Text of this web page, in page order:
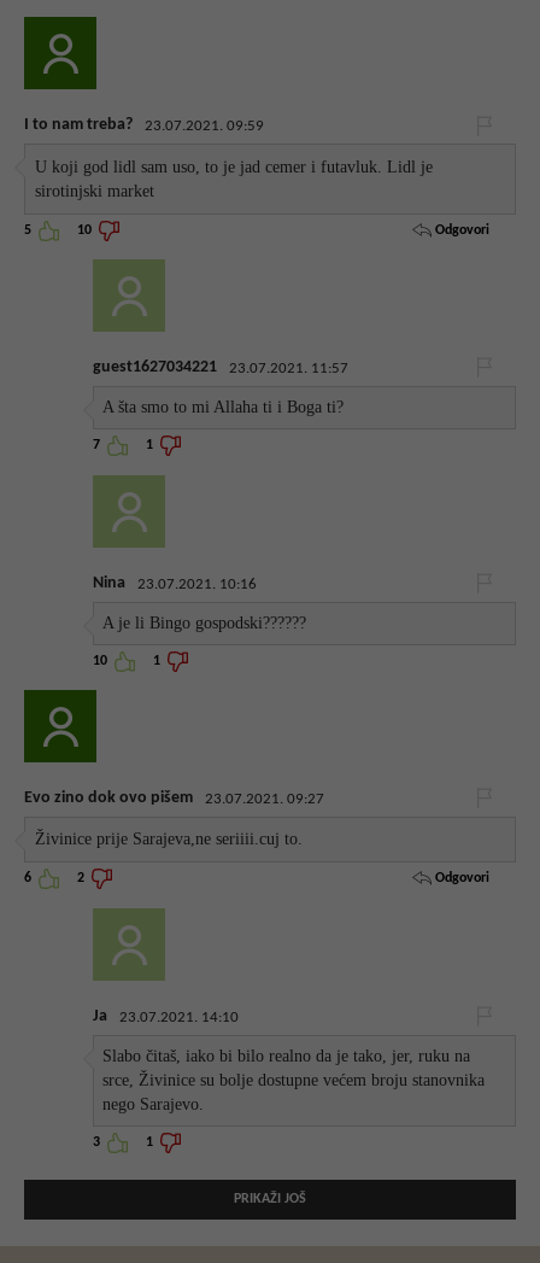
I to nam treba? 23.07.2021. 09:59
U koji god lidl sam uso, to je jad cemer i futavluk. Lidl je
sirotinjski market
5 10 Odgovori
guest1627034221 23.07.2021. 11:57
A šta smo to mi Allaha ti i Boga ti?
7 1
Nina 23.07.2021. 10:16
A je li Bingo gospodski??????
10 1
Evo zino dok ovo pišem 23.07.2021. 09:27
Živinice prije Sarajeva,ne seriiii.cuj to.
6 2 Odgovori
Ja 23.07.2021. 14:10
Slabo čitaš, iako bi bilo realno da je tako, jer, ruku na
srce, Živinice su bolje dostupne većem broju stanovnika
nego Sarajevo.
3 1
PRIKAŽI JOŠ